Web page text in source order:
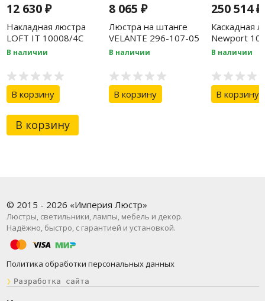
12 630₽
Накладная люстра
LOFT IT 10008/4C
White
В наличии
В корзину
8 065 ₽
Люстра на штанге
VELANTE 296-107-05
В наличии
В корзину
250 514₽
Каскадная
Newport
В наличии
В корзину
В корзину
© 2015 - 2026 «Империя Люстр»
Люстры, светильники, лампы, мебель и декор.
Надёжно, быстро, с гарантией и установкой.
Политика обработки персональных данных
❯ Разработка сайта